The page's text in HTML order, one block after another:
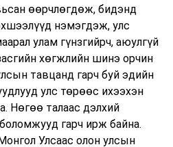
өөрчлөгдөж, бидэнд
нэмэгдэж, улс
улам гүнзгийрч, аюулгүй
хөгжлийн шинэ орчин
тавцанд гарч буй эдийн
улс төрөөс ихээхэн
Нөгөө талаас дэлхий
гарч ирж байна.
Улсаас олон улсын